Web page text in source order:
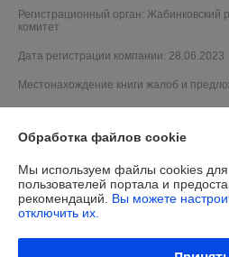
Регистрационный орган:
комитет
Дата регистрации компании: 28.06.2023
Местонахождение книги жалоб и
Обработка файлов cookie
Мы используем файлы cookies для
пользователей портала и
рекомендаций. Вы можете
отключить их.